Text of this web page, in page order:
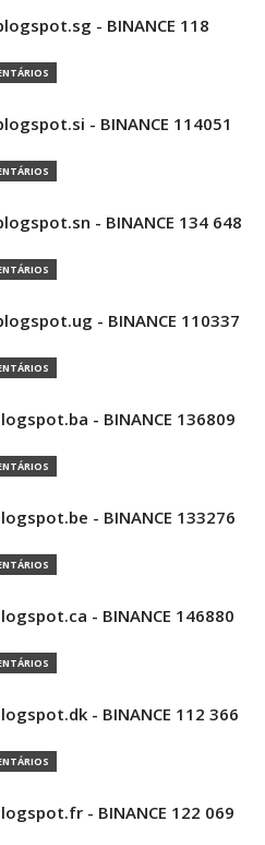
- BINANCE 118
- BINANCE 114051
- BINANCE 134 648
- BINANCE 110337
- BINANCE 136809
- BINANCE 133276
- BINANCE 146880
- BINANCE 112 366
- BINANCE 122 069